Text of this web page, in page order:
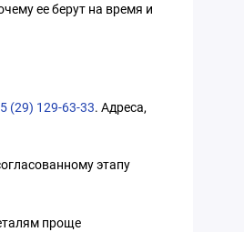
ее берут на время и
(29) 129-63-33. Адреса,
этапу
проще